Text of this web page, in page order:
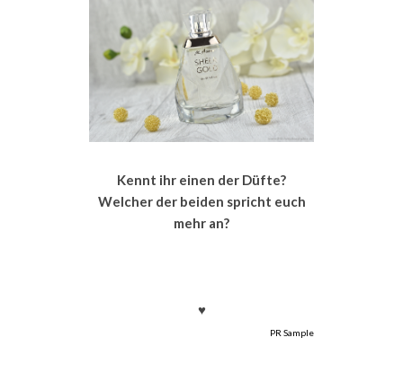
Kennt ihr einen der Düfte?
Welcher der beiden spricht euch
mehr an?
♥
PR Sample